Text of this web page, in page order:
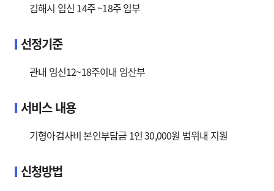
김해시 임신 14주 ~18주 임부
선정기준
관내 임신12~18주이내 임산부
서비스 내용
기형아검사비 본인부담금 1인 30,000원 범위내 지원
신청방법